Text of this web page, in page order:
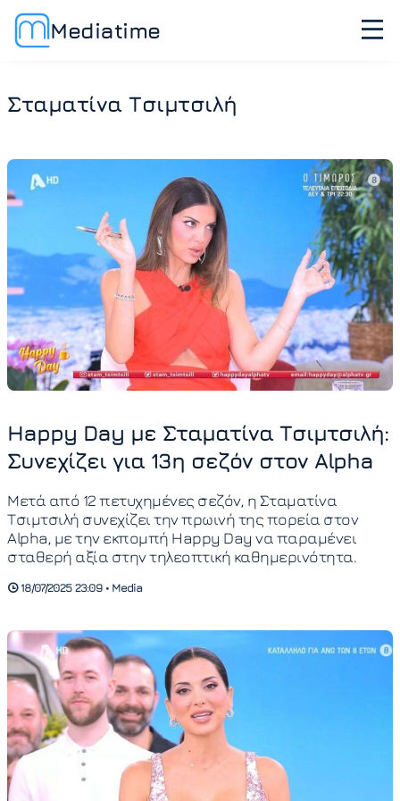
Mediatime
Σταματίνα Τσιμτσιλή
Happy Day με Σταματίνα Τσιμτσιλή:
Συνεχίζει για 13η σεζόν στον Alpha
Μετά από 12 πετυχημένες σεζόν, η Σταματίνα
Τσιμτσιλή συνεχίζει την πρωινή της πορεία στον
Alpha, με την εκπομπή Happy Day να παραμένει
σταθερή αξία στην τηλεοπτική καθημερινότητα.
18/07/2025 23:09 • Media